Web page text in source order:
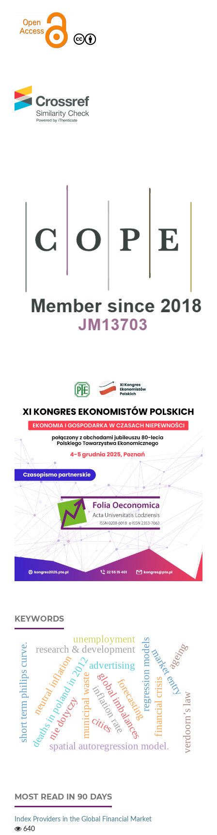
KEYWORDS
forecasting
municipal waste regression models
cities
deaths in poland in 2012
spatial autoregression model.
market entry
research & development
advertising
global imbalancesfinancial crisis
inflation rate
neutral inflation
short term philips curve. nie dotyczy verdoorn’s law
ageing
unemployment
MOST READ IN 90 DAYS
Index Providers in the Global Financial Market
640